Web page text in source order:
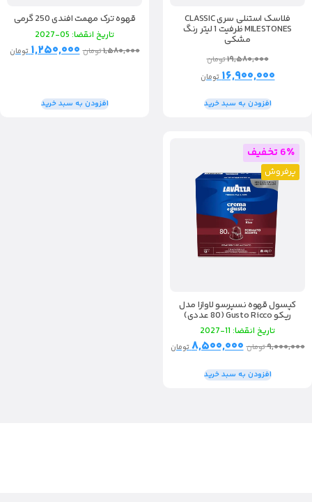
فلاسک استنلی سری CLASSIC
MILESTONES ظرفیت 1 لیتر رنگ
مشکی
۱۹,۵۸۰,۰۰۰تومان
۱۶,۹۰۰,۰۰۰تومان
افزودن به سبد خرید
قهوه ترک مهمت افندی 250 گرمی
تاریخ انقضا: 05-2027
۱,۵۸۰,۰۰۰تومان ۱,۲۵۰,۰۰۰تومان
افزودن به سبد خرید
6٪ تخفیف
پرفروش
کپسول قهوه نسپرسو لاوازا مدل
ریکو Gusto Ricco (80 عددی)
تاریخ انقضا: 11-2027
۹,۰۰۰,۰۰۰تومان ۸,۵۰۰,۰۰۰تومان
افزودن به سبد خرید